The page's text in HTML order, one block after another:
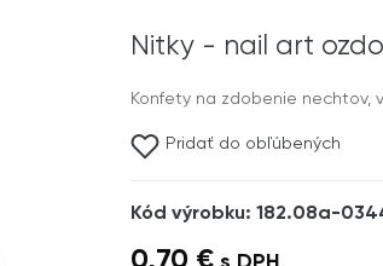
Nitky - nail art
Konfety na zdobenie nechtov,
Pridať do obľúbených
Kód výrobku: 182.08a-
0,70 €